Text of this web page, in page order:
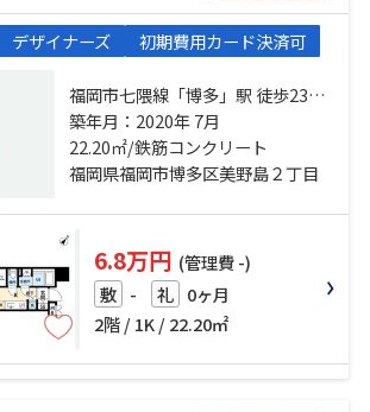
デザイナーズ 初期費用カード決済可
福岡市七隈線「博多」駅 徒歩23分
西鉄大牟田線「西鉄平尾」駅 徒歩
15分 西鉄大牟田線「高宮」駅 徒歩
23分
築年月：2020年 7月
22.20㎡/鉄筋コンクリート
福岡県福岡市博多区美野島２丁目
6.8万円 (管理費 -)
敷 - 礼 0ヶ月
2階 / 1K / 22.20㎡